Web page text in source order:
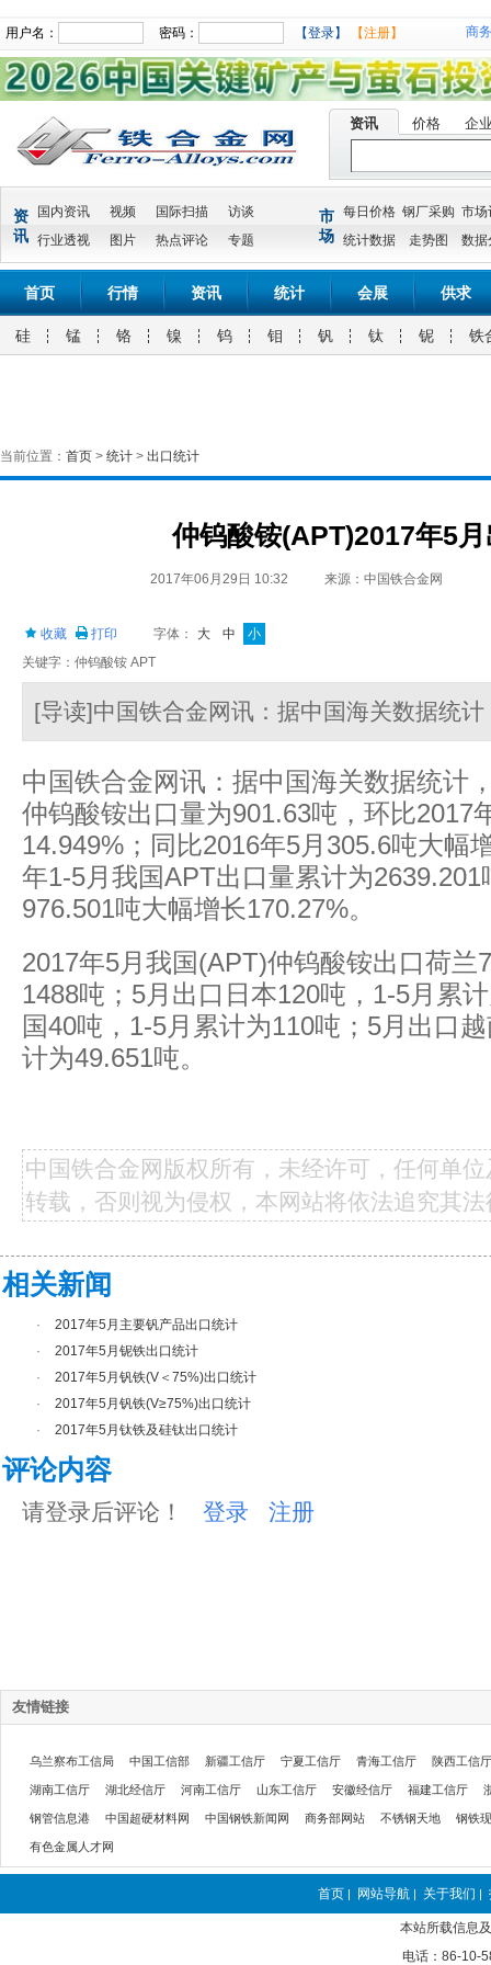
用户名： 密码： 【登录】 【注册】 商
资讯 价格 企
资
讯
国内资讯 视频 国际扫描
访谈
行业透视
图片 热点评论 专题
市
场
每日价格 钢厂采购 市场
统计数据
走势图 数据
首页 行情 资讯 统计 会展 供求
硅 锰 铬 镍 钨 钼 钒 钛 铌 铁
当前位置： 首页 > 统计 > 出口统计
仲钨酸铵(APT)2017年5
2017年06月29日 10:32 来源：中国铁合金网
收藏 打印 字体： 大 中
小
关键字：仲钨酸铵 APT
[导读]中国铁合金网讯：据中国海关数据统计
中国铁合金网讯：据中国海关数据统计
仲钨酸铵出口量为901.63吨，环比2017
14.949% ；同比2016年5月 305.6吨大幅
年1-5月我国APT出口量累计为2639.201
976.501吨大幅增长170.27%。
2017年5月我国(APT)仲钨酸铵出口荷兰
1488吨； 5月出口日本120吨， 1-5月累
国40吨， 1-5月累计为110吨； 5月出口
计为49.651吨。
中国铁合金网版权所有，未经许可，任何单
转载，否则视为侵权，本网站将依法追究其
相关新闻
·
2017年5月主要钒产品出口统计
·
2017年5月铌铁出口统计
·
2017年5月钒铁(V＜75%)出口统计
·
2017年5月钒铁(V≥75%)出口统计
·
2017年5月钛铁及硅钛出口统计
评论内容
请登录后评论！ 登录 注册
友情链接
乌兰察布工信局 中国工信部 新疆工信厅 宁夏工信厅 青海工信厅 陕西工信厅
湖南工信厅 湖北经信厅 河南工信厅 山东工信厅 安徽经信厅 福建工信厅
钢管信息港 中国超硬材料网 中国钢铁新闻网 商务部网站 不锈钢天地 钢铁
有色金属人才网
首页 | 网站导航 | 关于我们 |
本站所载信息
电话：86-10-